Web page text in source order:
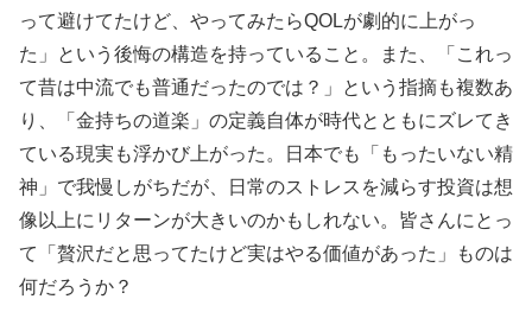
って避けてたけど、やってみたらQOLが劇的に上がっ
た」という後悔の構造を持っていること。また、「これっ
て昔は中流でも普通だったのでは？」という指摘も複数あ
り、「金持ちの道楽」の定義自体が時代とともにズレてき
ている現実も浮かび上がった。日本でも「もったいない精
神」で我慢しがちだが、日常のストレスを減らす投資は想
像以上にリターンが大きいのかもしれない。皆さんにとっ
て「贅沢だと思ってたけど実はやる価値があった」ものは
何だろうか？